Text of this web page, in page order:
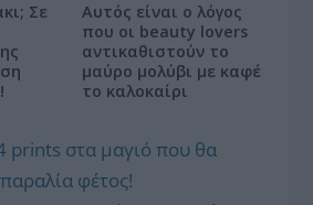
Σε
Αυτός είναι ο λόγος
που οι beauty lovers
αντικαθιστούν το
μαύρο μολύβι με καφέ
το καλοκαίρι